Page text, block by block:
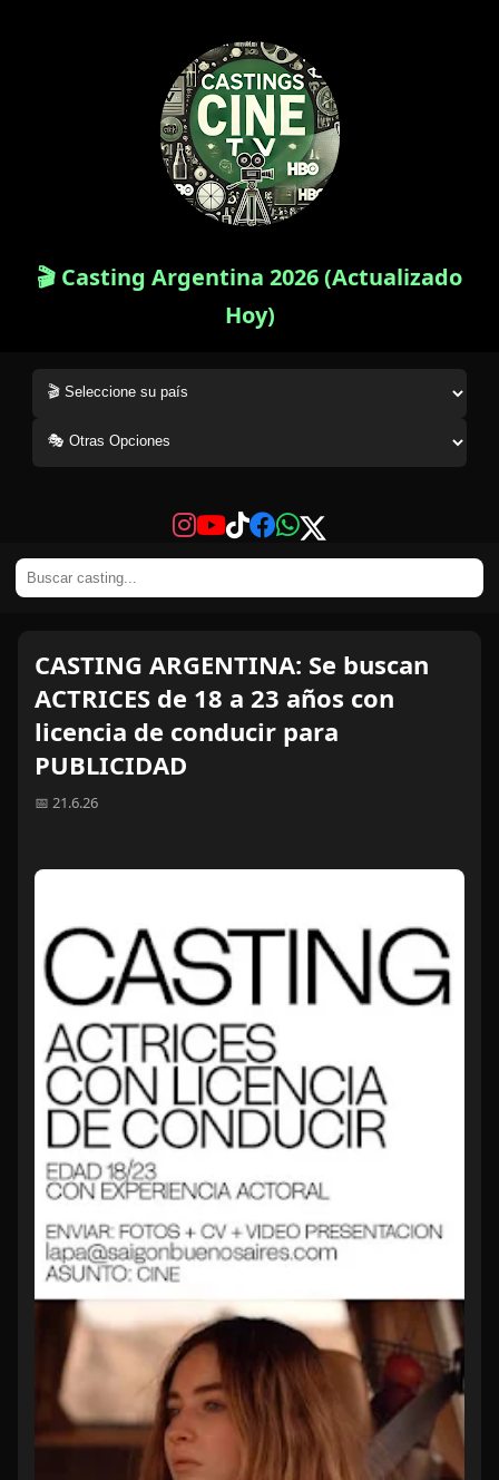
🎬 Casting Argentina 2026 (Actualizado
Hoy)
CASTING ARGENTINA: Se buscan
ACTRICES de 18 a 23 años con
licencia de conducir para
PUBLICIDAD
📅 21.6.26